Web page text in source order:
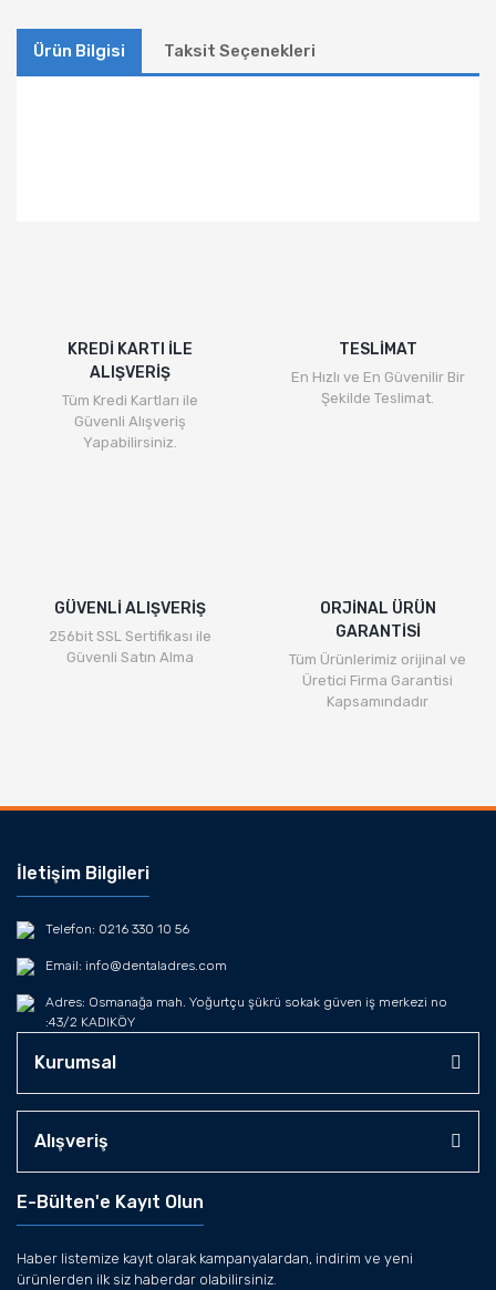
Ürün Bilgisi Taksit Seçenekleri
KREDİ KARTI İLE
ALIŞVERİŞ
Tüm Kredi Kartları ile
Güvenli Alışveriş
Yapabilirsiniz.
TESLİMAT
En Hızlı ve En Güvenilir Bir
Şekilde Teslimat.
GÜVENLİ ALIŞVERİŞ
256bit SSL Sertifikası ile
Güvenli Satın Alma
ORJİNAL ÜRÜN
GARANTİSİ
Tüm Ürünlerimiz orijinal ve
Üretici Firma Garantisi
Kapsamındadır
İletişim Bilgileri
Telefon: 0216 330 10 56
Email: info@dentaladres.com
Adres: Osmanağa mah. Yoğurtçu şükrü sokak güven iş merkezi no
:43/2 KADIKÖY
Kurumsal
Alışveriş
E-Bülten'e Kayıt Olun
Haber listemize kayıt olarak kampanyalardan, indirim ve yeni
ürünlerden ilk siz haberdar olabilirsiniz.